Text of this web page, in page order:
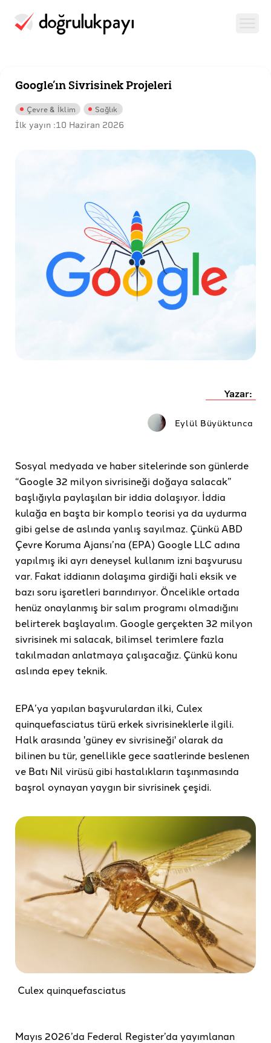
Google’ın Sivrisinek Projeleri
Çevre & İklim Sağlık
İlk yayın :10 Haziran 2026
Yazar:
Eylül Büyüktunca
Sosyal medyada ve haber sitelerinde son günlerde
“Google 32 milyon sivrisineği doğaya salacak”
başlığıyla paylaşılan bir iddia dolaşıyor. İddia
kulağa en başta bir komplo teorisi ya da uydurma
gibi gelse de aslında yanlış sayılmaz. Çünkü ABD
Çevre Koruma Ajansı’na (EPA) Google LLC adına
yapılmış iki ayrı deneysel kullanım izni başvurusu
var. Fakat iddianın dolaşıma girdiği hali eksik ve
bazı soru işaretleri barındırıyor. Öncelikle ortada
henüz onaylanmış bir salım programı olmadığını
belirterek başlayalım. Google gerçekten 32 milyon
sivrisinek mi salacak, bilimsel terimlere fazla
takılmadan anlatmaya çalışacağız. Çünkü konu
aslında epey teknik.
EPA’ya yapılan başvurulardan ilki, Culex
quinquefasciatus türü erkek sivrisineklerle ilgili.
Halk arasında 'güney ev sivrisineği' olarak da
bilinen bu tür, genellikle gece saatlerinde beslenen
ve Batı Nil virüsü gibi hastalıkların taşınmasında
başrol oynayan yaygın bir sivrisinek çeşidi.
Culex quinquefasciatus
Mayıs 2026’da Federal Register’da yayımlanan